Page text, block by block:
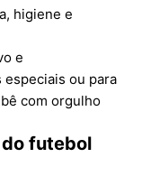
higiene e
e
ou para
com orgulho
futebol